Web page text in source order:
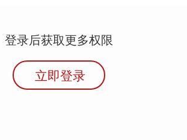
登录后获取更多权限
立即登录